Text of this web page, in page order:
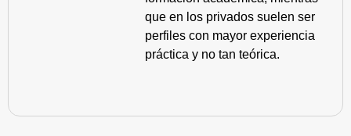
que en los privados suelen ser
perfiles con mayor experiencia
práctica y no tan teórica.